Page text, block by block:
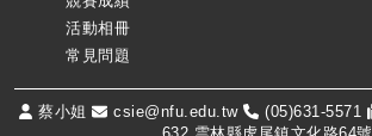
活動相冊
常見問題
蔡小姐 csie@nfu.edu.tw (05)631-5571